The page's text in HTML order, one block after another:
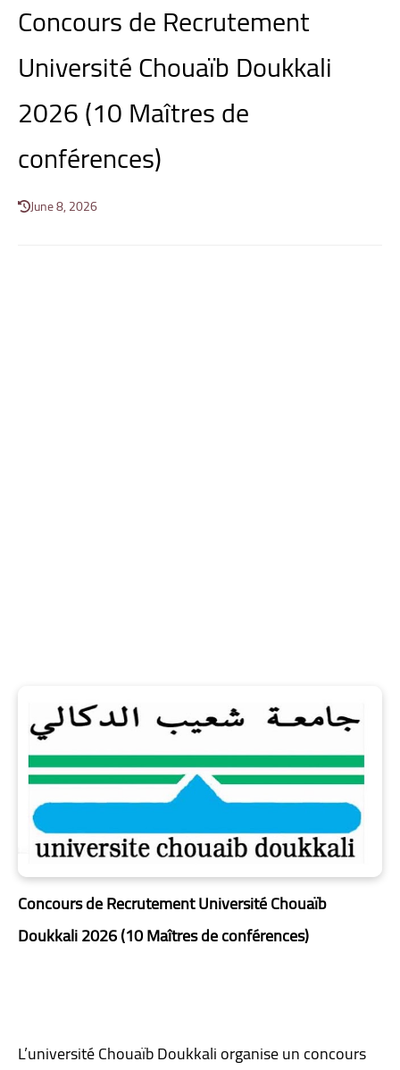
Concours de Recrutement
Université Chouaïb Doukkali
2026 (10 Maîtres de
conférences)
June 8, 2026
Concours de Recrutement Université Chouaïb
Doukkali 2026 (10 Maîtres de conférences)
L’université Chouaïb Doukkali organise un concours